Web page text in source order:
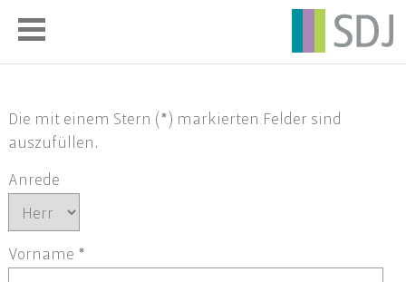
Die mit einem Stern (*) markierten Felder sind
auszufüllen.
Anrede
Vorname *